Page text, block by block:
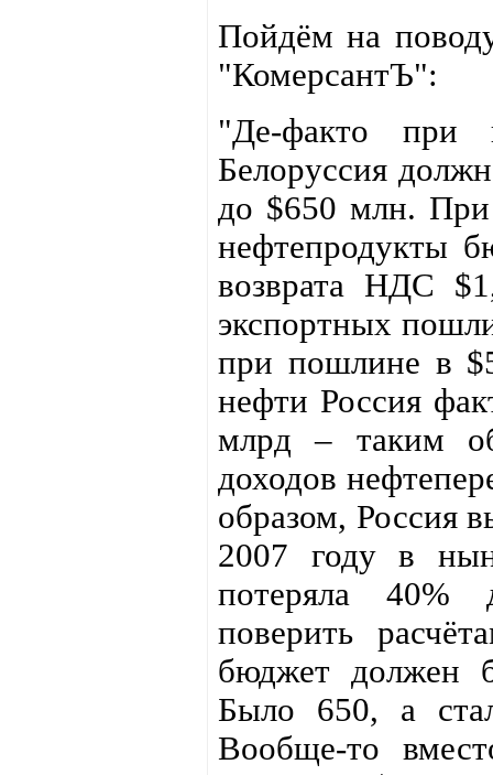
Пойдём на
"КомерсантЪ":
"Де-факто при
Белоруссия
до $650 млн. При
нефтепродукты
возврата НДС
экспортных
при пошлине в
нефти Россия
млрд – таким
доходов
образом, Россия
2007 году в
потеряла 40%
поверить
бюджет должен
Было 650, а
Вообще-то